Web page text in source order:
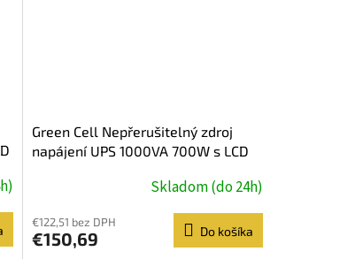
Green Cell Nepřerušitelný zdroj
napájení UPS 1000VA 700W s LCD
EU | 2x Schuko 2x IEC zásuvky
Skladom (do 24h)
€122,51 bez DPH
€150,69 Do košíka